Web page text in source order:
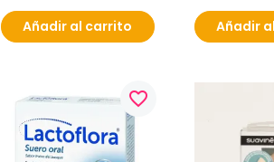
Añadir al carrito Añadir
favorite_border